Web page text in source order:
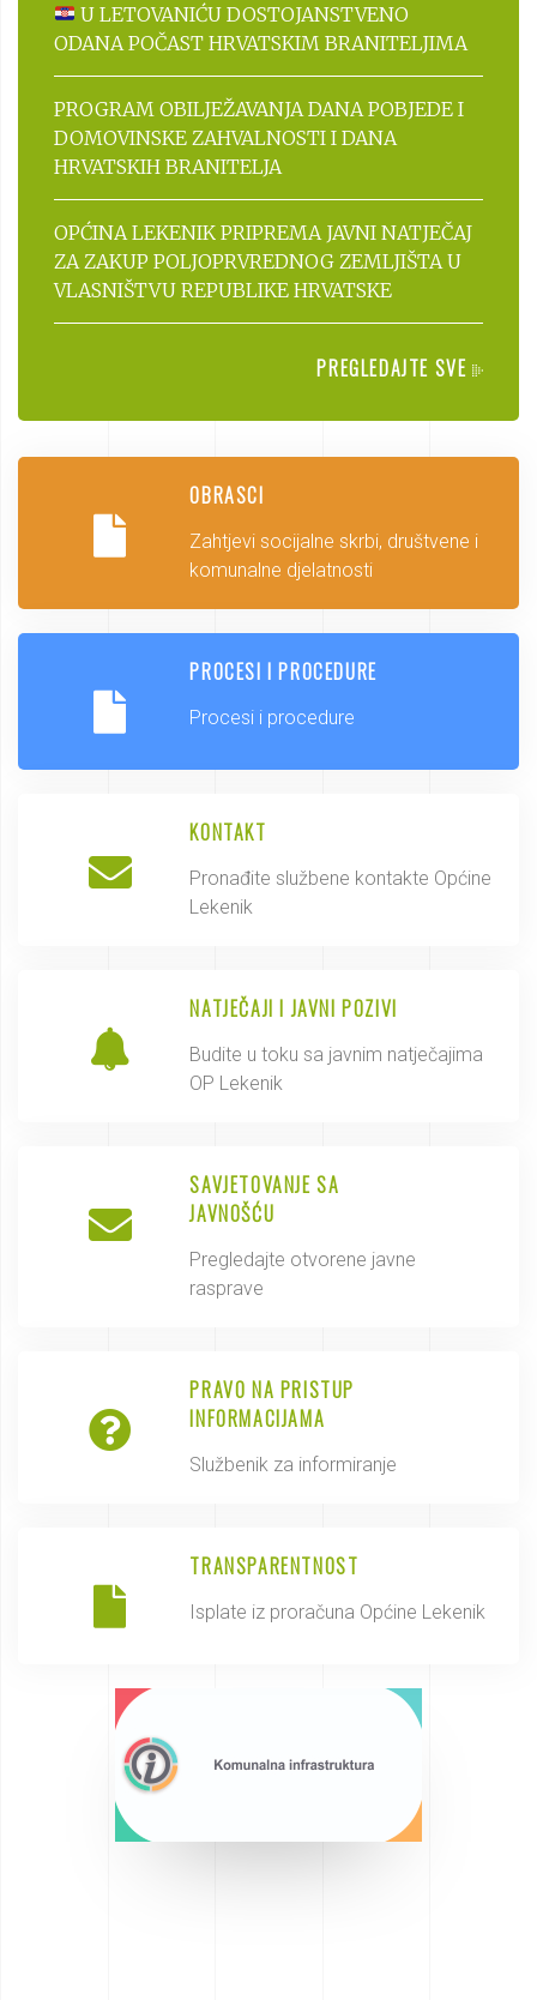
U LETOVANIĆU DOSTOJANSTVENO
ODANA POČAST HRVATSKIM BRANITELJIMA
PROGRAM OBILJEŽAVANJA DANA POBJEDE I
DOMOVINSKE ZAHVALNOSTI I DANA
HRVATSKIH BRANITELJA
OPĆINA LEKENIK PRIPREMA JAVNI NATJEČAJ
ZA ZAKUP POLJOPRVREDNOG ZEMLJIŠTA U
VLASNIŠTVU REPUBLIKE HRVATSKE
PREGLEDAJTE SVE
OBRASCI
Zahtjevi socijalne skrbi, društvene i
komunalne djelatnosti
PROCESI I PROCEDURE
Procesi i procedure
KONTAKT
Pronađite službene kontakte Općine
Lekenik
NATJEČAJI I JAVNI POZIVI
Budite u toku sa javnim natječajima
OP Lekenik
SAVJETOVANJE SA
JAVNOŠĆU
Pregledajte otvorene javne
rasprave
PRAVO NA PRISTUP
INFORMACIJAMA
Službenik za informiranje
TRANSPARENTNOST
Isplate iz proračuna Općine Lekenik